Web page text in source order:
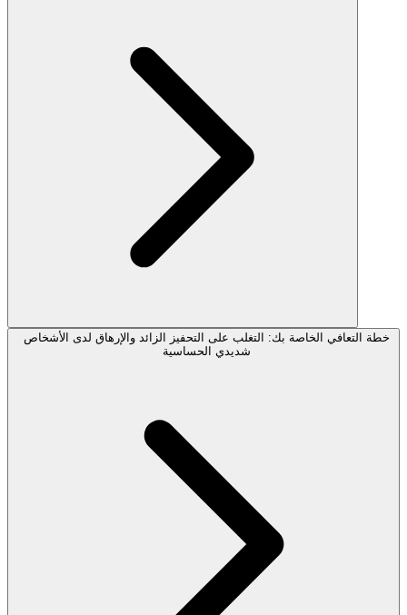
خطة التعافي الخاصة بك: التغلب على التحفيز الزائد والإرهاق لدى الأشخاص
شديدي الحساسية